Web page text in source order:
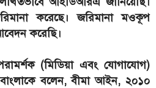
করেছে। জরিমানা মওকূপ
করেছি।
(মিডিয়া এবং যোগাযোগ)
বলেন, বীমা আইন, ২০১০